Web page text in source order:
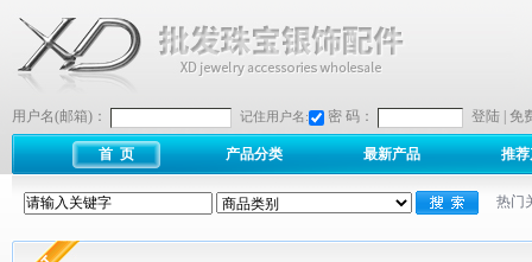
用户名(邮箱)： 记住用户名: 密 码： 登陆 免
首 页 产品分类 最新产品 推
热门